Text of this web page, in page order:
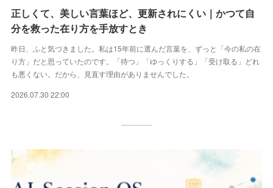
正しくて、美しい言葉ほど、更新されにくい｜かつて自
分を救った在り方を手放すとき
昨日、ふと気づきました。私は15年前に選んだ言葉を、ずっと「今の私の在
り方」だと思っていたのです。「待つ」「ゆっくりする」「受け取る」どれ
も悪くない。だから、見直す理由がありませんでした。
2026.07.30 22:00